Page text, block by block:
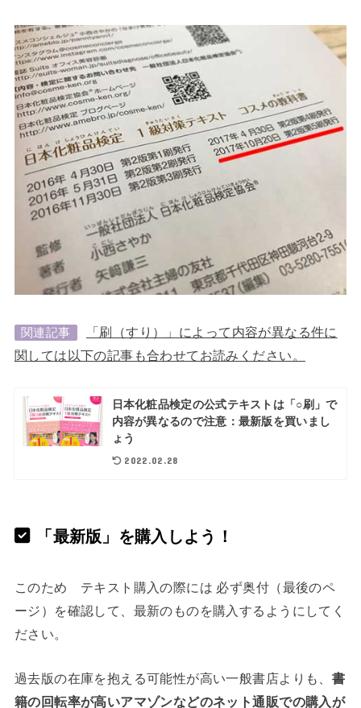
関連記事
「刷（すり）」によって内容が異なる件に
関しては以下の記事も合わせてお読みください。
日本化粧品検定の公式テキストは「○刷」で
内容が異なるので注意：最新版を買いまし
ょう
2022.02.28
「最新版」を購入しよう！
このため テキスト購入の際には 必ず奥付（最後のペ
ージ）を確認して、最新のものを購入するようにしてく
ださい。
過去版の在庫を抱える可能性が高い一般書店よりも、 書
籍の回転率が高いアマゾンなどのネット通販での購入が